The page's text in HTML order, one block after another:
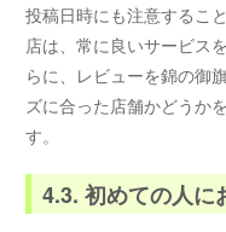
投稿日時にも注意するこ
店は、常に良いサービス
らに、レビューを錦の御
ズに合った店舗かどうか
す。
4.3. 初めての人に